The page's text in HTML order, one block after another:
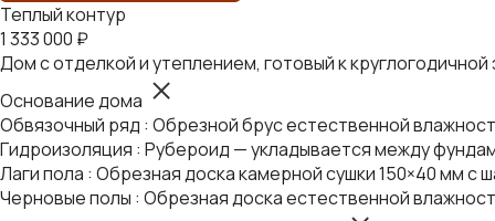
Теплый контур
1 333 000 ₽
Дом с отделкой и утеплением, готовый к
Основание дома
Обвязочный ряд : Обрезной брус естественной
Гидроизоляция : Рубероид — укладывается между
Лаги пола : Обрезная доска камерной сушки 150×40 мм с
Черновые полы : Обрезная доска естественной